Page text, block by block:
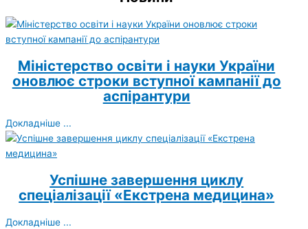
Міністерство освіти і науки України
оновлює строки вступної кампанії до
аспірантури
Докладніше ...
Успішне завершення циклу
спеціалізації «Екстрена медицина»
Докладніше ...